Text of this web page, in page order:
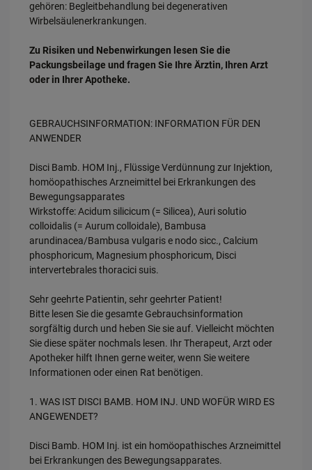
gehören: Begleitbehandlung bei degenerativen
Wirbelsäulenerkrankungen.
Zu Risiken und Nebenwirkungen lesen Sie die
Packungsbeilage und fragen Sie Ihre Ärztin, Ihren Arzt
oder in Ihrer Apotheke.
GEBRAUCHSINFORMATION: INFORMATION FÜR DEN
ANWENDER
Disci Bamb. HOM Inj., Flüssige Verdünnung zur Injektion,
homöopathisches Arzneimittel bei Erkrankungen des
Bewegungsapparates
Wirkstoffe: Acidum silicicum (= Silicea), Auri solutio
colloidalis (= Aurum colloidale), Bambusa
arundinacea/Bambusa vulgaris e nodo sicc., Calcium
phosphoricum, Magnesium phosphoricum, Disci
intervertebrales thoracici suis.
Sehr geehrte Patientin, sehr geehrter Patient!
Bitte lesen Sie die gesamte Gebrauchsinformation
sorgfältig durch und heben Sie sie auf. Vielleicht möchten
Sie diese später nochmals lesen. Ihr Therapeut, Arzt oder
Apotheker hilft Ihnen gerne weiter, wenn Sie weitere
Informationen oder einen Rat benötigen.
1. WAS IST DISCI BAMB. HOM INJ. UND WOFÜR WIRD ES
ANGEWENDET?
Disci Bamb. HOM Inj. ist ein homöopathisches Arzneimittel
bei Erkrankungen des Bewegungsapparates.